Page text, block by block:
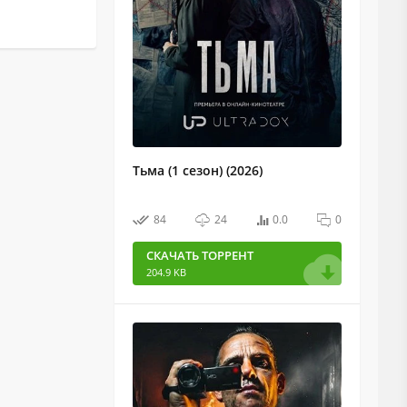
Тьма (1 сезон) (2026)
84 24 0.0 0
СКАЧАТЬ ТОРРЕНТ
204.9 KB